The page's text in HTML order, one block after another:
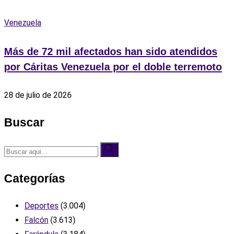
Venezuela
Más de 72 mil afectados han sido atendidos
por Cáritas Venezuela por el doble terremoto
28 de julio de 2026
Buscar
Categorías
Deportes (3.004)
Falcón (3.613)